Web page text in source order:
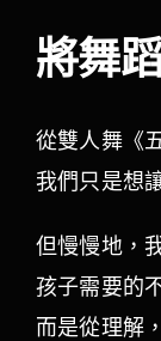
將舞
從雙人舞《
我們只是想
但慢慢地，
孩子需要的
而是從理解